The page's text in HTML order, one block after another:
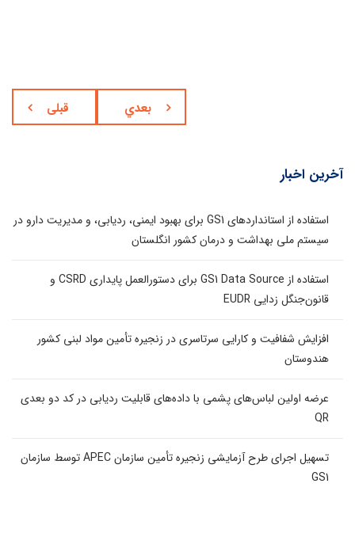
قبلی بعدي
آخرین اخبار
استفاده از استانداردهای GS1 برای بهبود ایمنی، ردیابی، و مدیریت دارو در
سیستم ملی بهداشت و درمان کشور انگلستان
استفاده از GS1 Data Source برای دستورالعمل پایداری CSRD و
قانون‌جنگل زدایی EUDR
افزایش شفافیت و کارایی سرتاسری در زنجیره تأمین مواد لبنی کشور
هندوستان
عرضه اولین لباس‌های پشمی با داده‌های قابلیت ردیابی در کد دو بعدی
QR
تسهیل اجرای طرح آزمایشی زنجیره تأمین سازمان APEC توسط سازمان
GS1